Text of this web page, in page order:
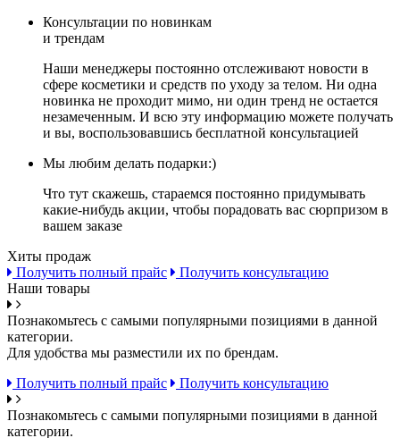
Консультации по новинкам
и трендам
Наши менеджеры постоянно отслеживают новости в
сфере косметики и средств по уходу за телом. Ни одна
новинка не проходит мимо, ни один тренд не остается
незамеченным. И всю эту информацию можете получать
и вы, воспользовавшись бесплатной консультацией
Мы любим делать подарки:)
Что тут скажешь, стараемся постоянно придумывать
какие-нибудь акции, чтобы порадовать вас сюрпризом в
вашем заказе
Хиты продаж
Получить полный прайс
Получить консультацию
Наши товары
Познакомьтесь с самыми популярными позициями в данной
категории.
Для удобства мы разместили их по брендам.
Получить полный прайс
Получить консультацию
Познакомьтесь с самыми популярными позициями в данной
категории.